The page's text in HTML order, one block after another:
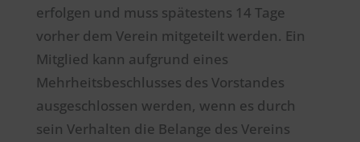
erfolgen und muss spätestens 14 Tage
vorher dem Verein mitgeteilt werden. Ein
Mitglied kann aufgrund eines
Mehrheitsbeschlusses des Vorstandes
ausgeschlossen werden, wenn es durch
sein Verhalten die Belange des Vereins